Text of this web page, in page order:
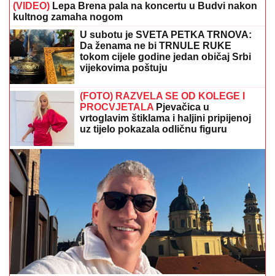
(VIDEO) Lepa Brena pala na koncertu u Budvi nakon
kultnog zamaha nogom
U subotu je SVETA PETKA TRNOVA:
Da ženama ne bi TRNULE RUKE
tokom cijele godine jedan običaj Srbi
vijekovima poštuju
(FOTO) RAZVELA SE OD KOLEGE I
PROCVJETALA Pjevačica u
vrtoglavim štiklama i haljini pripijenoj
uz tijelo pokazala odličnu figuru